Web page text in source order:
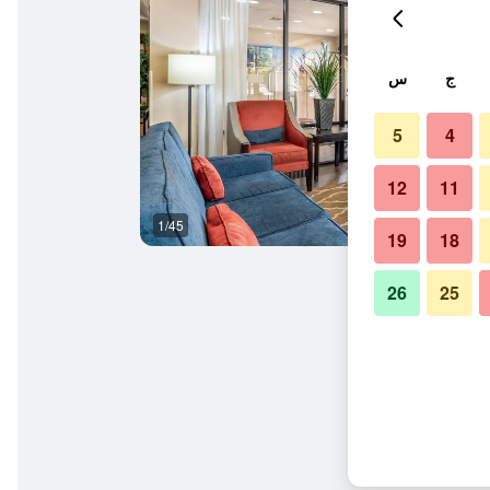
1/45
سميرنا
ج س
4
5
11
12
18
19
25
26